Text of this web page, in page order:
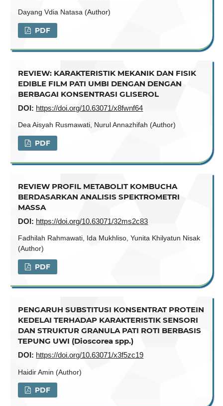
Dayang Vdia Natasa (Author)
PDF
REVIEW: KARAKTERISTIK MEKANIK DAN FISIK
EDIBLE FILM PATI UMBI DENGAN DENGAN
BERBAGAI KONSENTRASI GLISEROL
DOI: https://doi.org/10.63071/x8fwnf64
Dea Aisyah Rusmawati, Nurul Annazhifah (Author)
PDF
REVIEW PROFIL METABOLIT KOMBUCHA
BERDASARKAN ANALISIS SPEKTROMETRI
MASSA
DOI: https://doi.org/10.63071/32ms2c83
Fadhilah Rahmawati, Ida Mukhliso, Yunita Khilyatun Nisak
(Author)
PDF
PENGARUH SUBSTITUSI KONSENTRAT PROTEIN
KEDELAI TERHADAP KARAKTERISTIK SENSORI
DAN STRUKTUR GRANULA PATI ROTI BERBASIS
TEPUNG UWI (Dioscorea spp.)
DOI: https://doi.org/10.63071/x3f5zc19
Haidir Amin (Author)
PDF